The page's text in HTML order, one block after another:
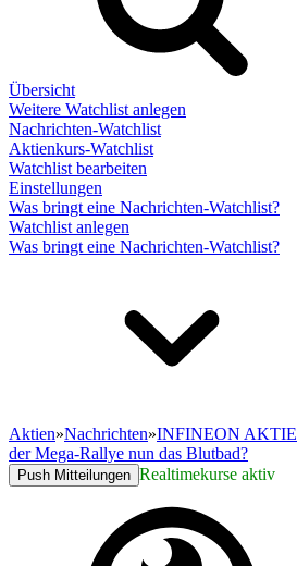
Übersicht
Weitere Watchlist anlegen
Nachrichten-Watchlist
Aktienkurs-Watchlist
Watchlist bearbeiten
Einstellungen
Was bringt eine Nachrichten-Watchlist?
Watchlist anlegen
Was bringt eine Nachrichten-Watchlist?
Aktien»Nachrichten»INFINEON AKTIE
der Mega-Rallye nun das Blutbad?
Push Mitteilungen Realtimekurse aktiv